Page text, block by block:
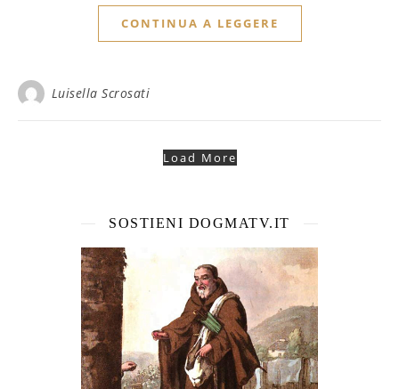
CONTINUA A LEGGERE
Luisella Scrosati
Load More
SOSTIENI DOGMATV.IT